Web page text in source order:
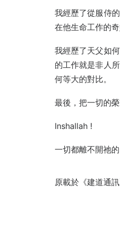
我經歷了從服侍
在他生命工作的
我經歷了天父如
的工作就是非人
何等大的對比。
最後，把一切的
Inshallah !
一切都離不開祂的
原載於《建道通